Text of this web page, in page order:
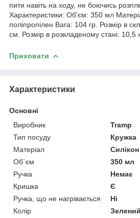
пити навіть на ходу, не боючись
Характеристики: Об'єм: 350 мл
поліпропілен Вага: 104 гр. Розмір в
см. Розмір в розкладеному стані: 10,5
Приховати
Характеристики
Основні
Виробник
Tramp
Тип посуду
Кружка
Матеріал
Силікон
Об`єм
350 мл
Ручка
Немає
Кришка
Є
Ручка, що не нагрівається
Ні
Колір
Зелений